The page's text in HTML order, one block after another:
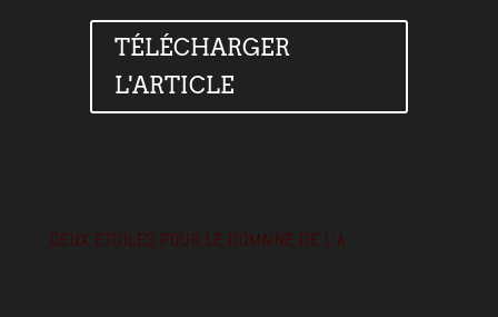
TÉLÉCHARGER
L'ARTICLE
DEUX ÉTOILES POUR LE DOMAINE DE L’A